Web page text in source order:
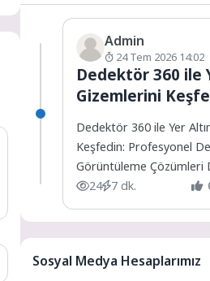
Admin
24 Tem 2026 14:02
Dedektör 360 ile
Gizemlerini
Dedektör 360 ile Yer
Keşfedin: Profesyonel
Görüntüleme Çözümleri
Yer Altının Gizemlerini...
24 7 dk.
Sosyal Medya Hesaplarımız